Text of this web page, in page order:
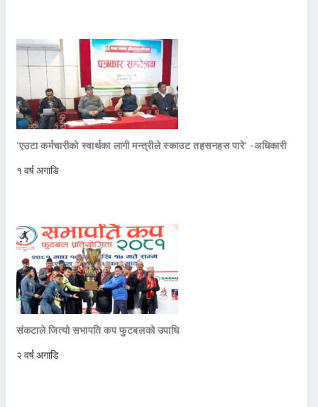
‘एउटा कर्मचारीको स्वार्थका लागी मन्त्रीले स्काउट तहसनहस पारे’ -अधिकारी
१ वर्ष अगाडि
संकटाले जित्यो सभापति कप फुटबलको उपाधि
२ वर्ष अगाडि